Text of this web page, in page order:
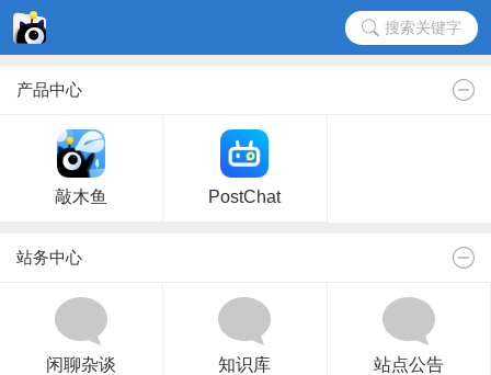
搜索关键字
产品中心
敲木鱼 PostChat
站务中心
闲聊杂谈 知识库 站点公告